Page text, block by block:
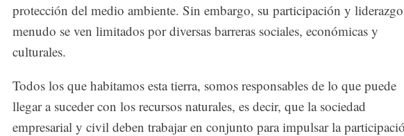
protección del medio ambiente. Sin embargo, su participación y
menudo se ven limitados por diversas barreras sociales, económicas y
culturales.
Todos los que habitamos esta tierra, somos responsables de lo que puede
llegar a suceder con los recursos naturales, es decir, que la sociedad
empresarial y civil deben trabajar en conjunto para impulsar la